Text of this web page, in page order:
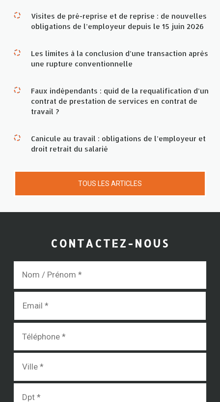
Visites de pré-reprise et de reprise : de nouvelles
obligations de l’employeur depuis le 15 juin 2026
Les limites à la conclusion d’une transaction après
une rupture conventionnelle
Faux indépendants : quid de la requalification d’un
contrat de prestation de services en contrat de
travail ?
Canicule au travail : obligations de l’employeur et
droit retrait du salarié
TOUS LES ARTICLES
CONTACTEZ-NOUS